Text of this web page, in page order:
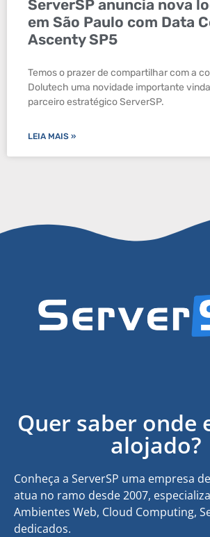
ServerSP anuncia nova
em São Paulo com Data
Ascenty SP5
Temos o prazer de compartilhar com a
Dolutech uma novidade importante
parceiro estratégico ServerSP.
LEIA MAIS »
Quer saber onde
alojado?
Conheça a ServerSP uma empresa
atua no ramo desde 2007,
Ambientes Web, Cloud Computing,
dedicados.